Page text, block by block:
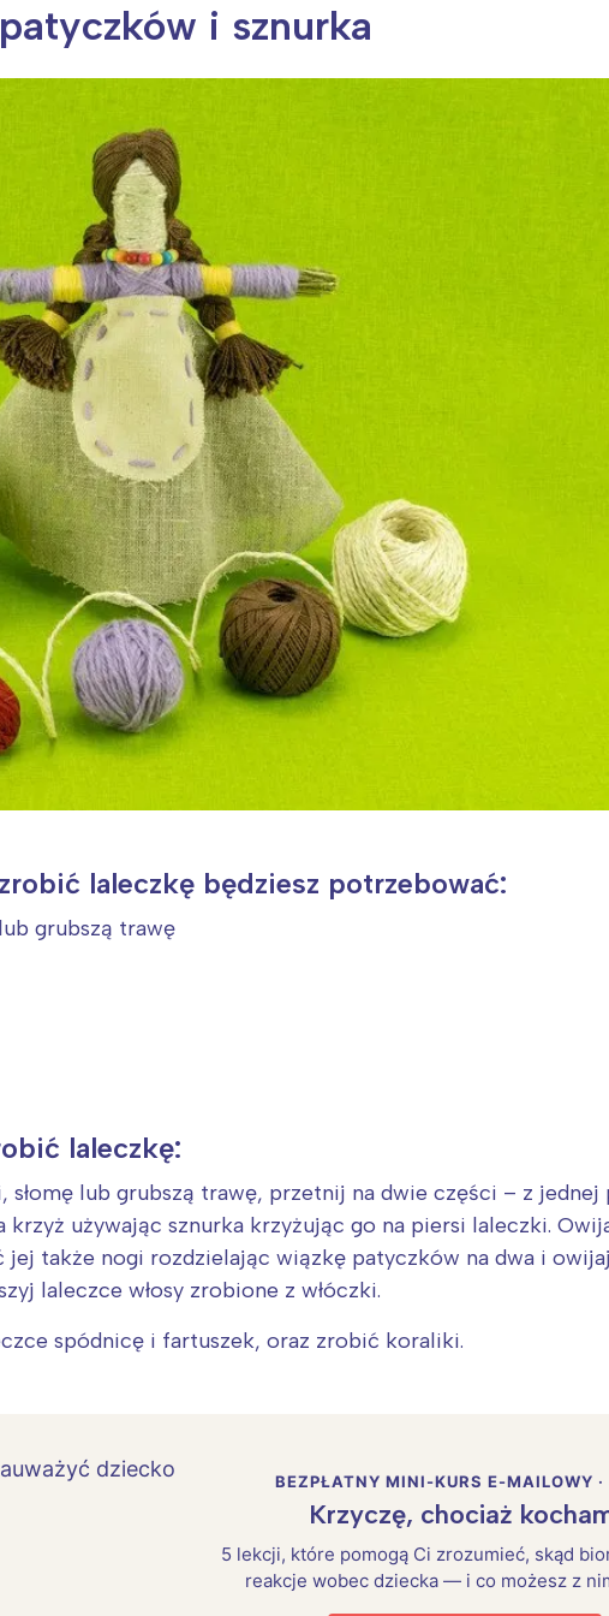
wiśnia i jej płatki
i sznurka
laleczkę będziesz potrzebować:
grubszą trawę
laleczkę:
lub grubszą trawę, przetnij na dwie części – z
krzyż używając sznurka krzyżując go na piersi laleczki.
jej także nogi rozdzielając wiązkę patyczków na dwa i
laleczce włosy zrobione z włóczki.
spódnicę i fartuszek, oraz zrobić koraliki.
BEZPŁATNY MINI-KURS E-MAILOWY ·
Krzyczę, chociaż
5 lekcji, które pomogą Ci zrozumieć, skąd
reakcje wobec dziecka — i co możesz z